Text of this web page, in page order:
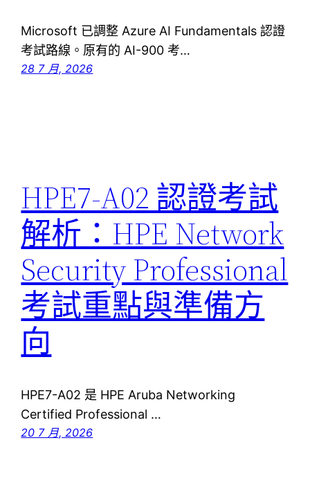
Microsoft 已調整 Azure AI Fundamentals 認證
考試路線。原有的 AI-900 考…
28 7 月, 2026
HPE7-A02 認證考試
解析：HPE Network
Security Professional
考試重點與準備方
向
HPE7-A02 是 HPE Aruba Networking
Certified Professional …
20 7 月, 2026